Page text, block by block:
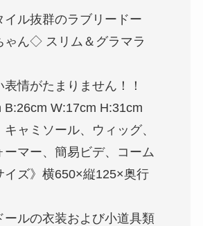
イル抜群のラブリードー
ゃん◇ スリム＆グラマラ
情がたまりません！！
B:26cm W:17cm H:31cm
キャミソール、ウィッグ、
ーマー、簡易ビデ、コーム
イズ》横650×縦125×奥行
ルの衣装および小道具類